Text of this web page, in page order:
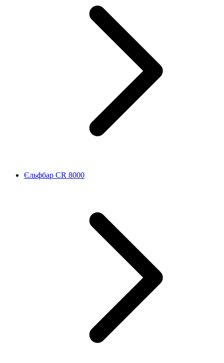
Єльфбар CR 8000